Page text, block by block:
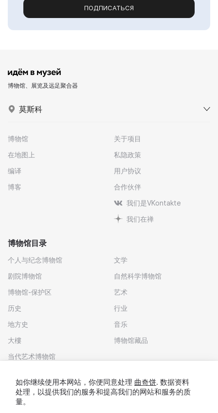
ПОДПИСАТЬСЯ
博物馆、展览及远足聚合器
莫斯科
博物馆
在地图上
编译
博客
关于项目
私隐政策
用户协议
合作伙伴
我们是VKontakte
我们在禅
博物馆目录
个人与纪念博物馆
剧院博物馆
博物馆-保护区
历史
地方史
大樓
当代艺术博物馆
文学
自然科学博物馆
艺术
行业
音乐
博物馆藏品
如你继续使用本网站，你便同意处理 曲奇饼. 数据资料
处理，以提供我们的服务和提高我们的网站和服务的质
量。